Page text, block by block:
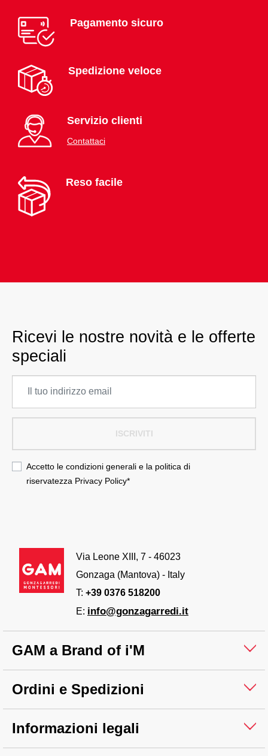
Pagamento sicuro
Spedizione veloce
Servizio clienti
Contattaci
Reso facile
Ricevi le nostre novità e le offerte
speciali
ISCRIVITI
Accetto le condizioni generali e la politica di
riservatezza Privacy Policy*
Via Leone XIII, 7 - 46023
Gonzaga (Mantova) - Italy
T: +39 0376 518200
E: info@gonzagarredi.it
GAM a Brand of i'M
Ordini e Spedizioni
Informazioni legali